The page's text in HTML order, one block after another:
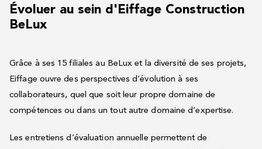
Évoluer au sein d'Eiffage Construction
BeLux
Grâce à ses 15 filiales au BeLux et la diversité de ses projets,
Eiffage ouvre des perspectives d’évolution à ses
collaborateurs, quel que soit leur propre domaine de
compétences ou dans un tout autre domaine d’expertise.
Les entretiens d’évaluation annuelle permettent de